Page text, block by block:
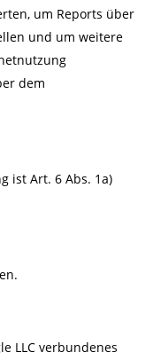
um Reports über
und um weitere
dem
ist Art. 6 Abs. 1a)
LLC verbundenes